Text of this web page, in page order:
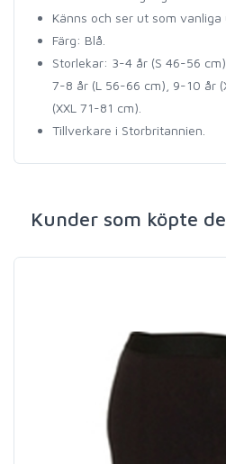
Känns och ser ut som vanliga
Färg: Blå.
Storlekar: 3-4 år (S 46-56
7-8 år (L 56-66 cm), 9-10 år
(XXL 71-81 cm).
Tillverkare i Storbritannien.
Kunder som köpte